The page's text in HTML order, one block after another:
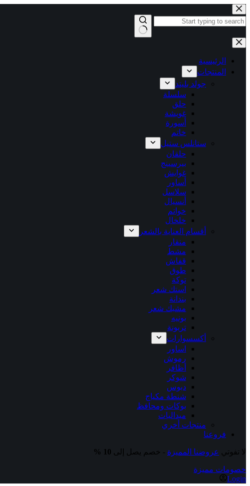
التجاوز
إلى
المحتوى
نتائج
الرئيسية
المنتجات
جولد بليتد
سلسلة
حلق
غويشة
أسورة
خاتم
ستانلس ستيل
حلقان
بيرسينج
غوايش
أساور
سلاسل
أنسيال
خواتم
خلخال
أقسام العناية بالشعر
منقار
مشط
قفاش
طوق
توكة
استك شعر
بندانة
مشبك شعر
بونيه
تربونة
أكسسوارات
اساور
رموش
أظافر
شوكر
دبوس
شنطة مكياج
بوكات ومحافظ
ميداليات
منتجات أخري
فروعنا
لا تفوتي عروضنا المميزة - خصم يصل إلى
خصومات مميزة
Login